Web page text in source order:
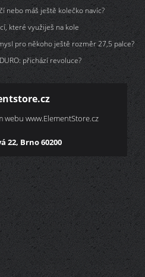
nebo máš ještě kolečko navíc?
které využiješ na kole
pro někoho ještě rozměr 27,5 palce?
přichází revoluce?
webu www.ElementStore.cz
22, Brno 60200